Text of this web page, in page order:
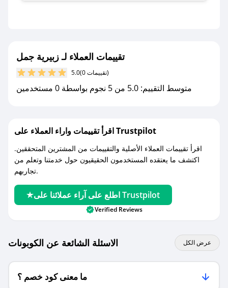
مع صحصح، تسوق بذكاء ووفّر على كل مشترياتك مع
كوبونات خصم حصرية من زبيرية جمل!
تقييمات العملاء لـ زبيرية جمل
5.0 (0 تقييمات)
متوسط التقييم: 5.0 من 5 نجوم بواسطة 0 مستخدمين
اقرأ تقييمات واراء العملاء على Trustpilot
اقرأ تقييمات العملاء الأصلية والتقييمات من المشترين المتحققين.
اكتشف ما يعتقده المستخدمون الحقيقيون حول خدمتنا وتعلم من
تجاربهم.
اطلع على آراء عملائنا على Trustpilot
Verified Reviews
الاسئلة الشائعة عن الكوبونات عرض الكل
ما معنى كود خصم ؟